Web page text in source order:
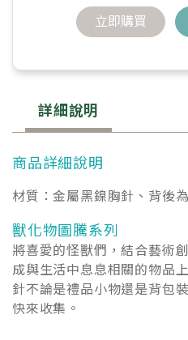
立即購買
詳細說明
商品詳細說明
材質：金屬黑鎳胸針、背後
獸化物圖騰系列
將喜愛的怪獸們，結合藝術
成與生活中息息相關的物品
針不論是禮品小物還是背包
快來收集。